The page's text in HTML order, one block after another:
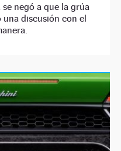
negó a que la grúa
una discusión con el